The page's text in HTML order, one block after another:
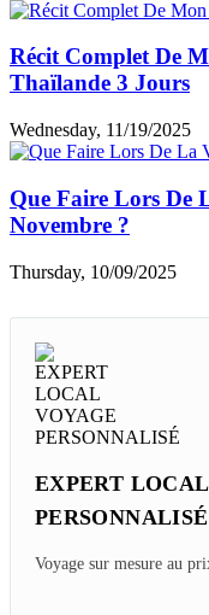
Récit Complet De
Thaïlande 3 Jours
Wednesday, 11/19/2025
Que Faire Lors De
Novembre ?
Thursday, 10/09/2025
EXPERT
PERSONNALISÉ
Voyage sur mesure au